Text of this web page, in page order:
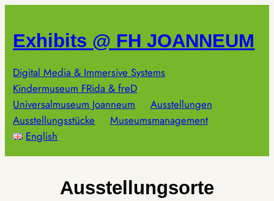
springen
Exhibits @ FH JOANNEUM
Digital Media & Immersive Systems
Kindermuseum FRida & freD
Universalmuseum Joanneum
Ausstellungen
Ausstellungsstücke
Museumsmanagement
English
Ausstellungsorte